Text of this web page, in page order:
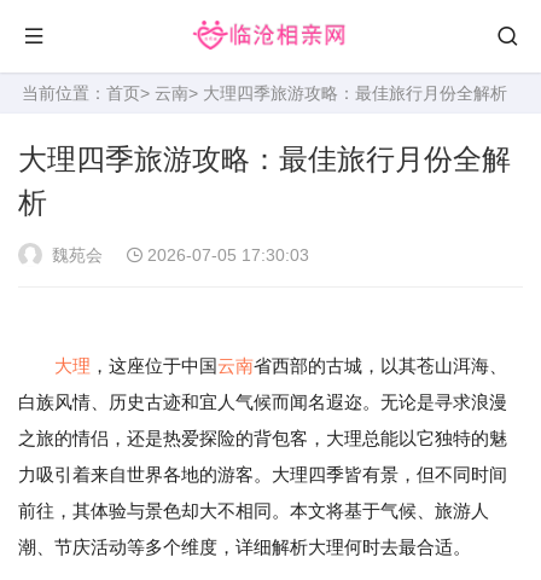
当前位置： 首页> 云南> 大理四季旅游攻略：最佳旅行月份全解析
大理四季旅游攻略：最佳旅行月份全解
析
魏苑会 2026-07-05 17:30:03
大理 ，这座位于中国云南省西部的古城，以其苍山洱海、
白族风情、历史古迹和宜人气候而闻名遐迩。无论是寻求浪漫
之旅的情侣，还是热爱探险的背包客，大理总能以它独特的魅
力吸引着来自世界各地的游客。大理四季皆有景，但不同时间
前往，其体验与景色却大不相同。本文将基于气候、旅游人
潮、节庆活动等多个维度，详细解析大理何时去最合适。